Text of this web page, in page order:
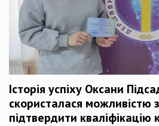
Історія успіху Оксани
скористалася можливістю
підтвердити кваліфікацію